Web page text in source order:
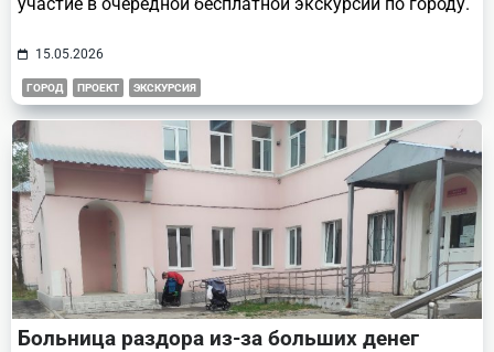
15.05.2026
ГОРОД ПРОЕКТ ЭКСКУРСИЯ
Больница раздора из-за больших денег